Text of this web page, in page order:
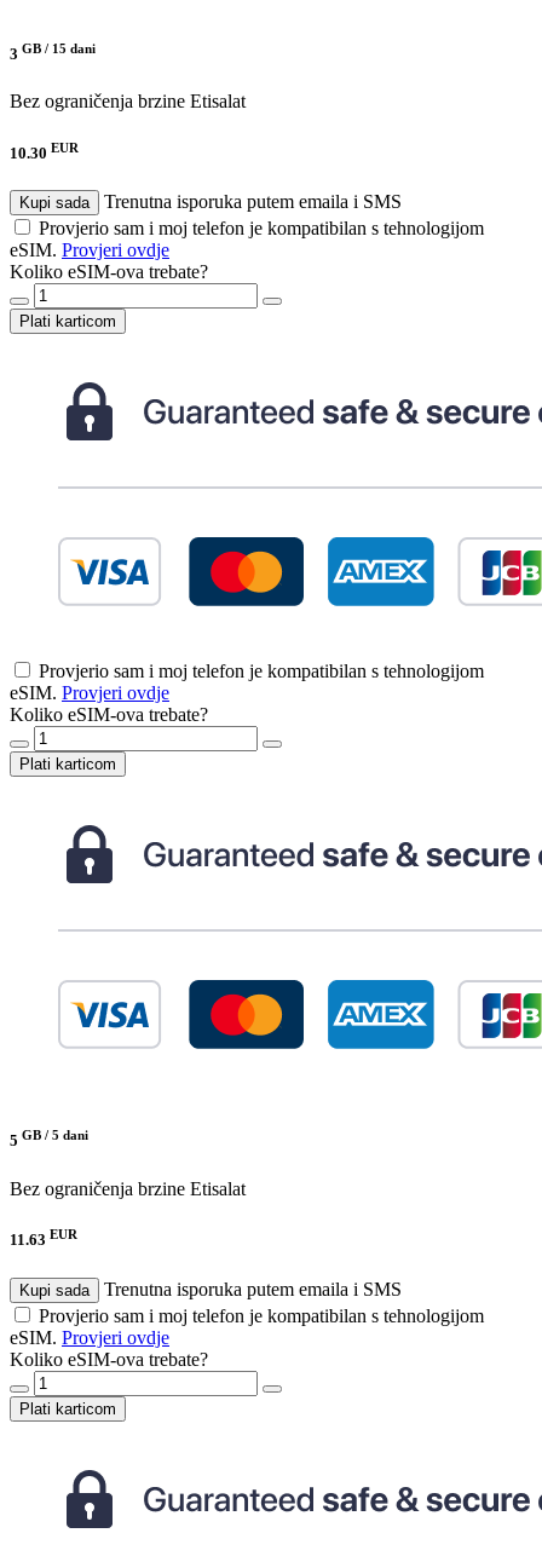
3 GB / 15 dani
Bez ograničenja brzine Etisalat
10.30 EUR
Kupi sada
Trenutna isporuka putem emaila i SMS
Provjerio sam i moj telefon je kompatibilan s tehnologijom
eSIM. Provjeri ovdje
Koliko eSIM-ova trebate?
Plati karticom
Provjerio sam i moj telefon je kompatibilan s tehnologijom
eSIM. Provjeri ovdje
Koliko eSIM-ova trebate?
Plati karticom
5 GB / 5 dani
Bez ograničenja brzine Etisalat
11.63 EUR
Kupi sada
Trenutna isporuka putem emaila i SMS
Provjerio sam i moj telefon je kompatibilan s tehnologijom
eSIM. Provjeri ovdje
Koliko eSIM-ova trebate?
Plati karticom